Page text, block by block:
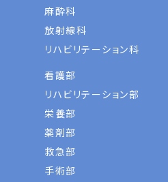
麻酔科
放射線科
リハビリテーション科
看護部
リハビリテーション部
栄養部
薬剤部
救急部
手術部